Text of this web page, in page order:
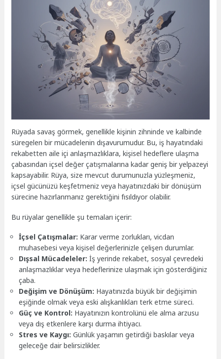
Rüyada savaş görmek, genellikle kişinin zihninde ve kalbinde
süregelen bir mücadelenin dışavurumudur. Bu, iş hayatındaki
rekabetten aile içi anlaşmazlıklara, kişisel hedeflere ulaşma
çabasından içsel değer çatışmalarına kadar geniş bir yelpazeyi
kapsayabilir. Rüya, size mevcut durumunuzla yüzleşmeniz,
içsel gücünüzü keşfetmeniz veya hayatınızdaki bir dönüşüm
sürecine hazırlanmanız gerektiğini fısıldıyor olabilir.
Bu rüyalar genellikle şu temaları içerir:
İçsel Çatışmalar: Karar verme zorlukları, vicdan
muhasebesi veya kişisel değerlerinizle çelişen durumlar.
Dışsal Mücadeleler: İş yerinde rekabet, sosyal çevredeki
anlaşmazlıklar veya hedeflerinize ulaşmak için gösterdiğiniz
çaba.
Değişim ve Dönüşüm: Hayatınızda büyük bir değişimin
eşiğinde olmak veya eski alışkanlıkları terk etme süreci.
Güç ve Kontrol: Hayatınızın kontrolünü ele alma arzusu
veya dış etkenlere karşı durma ihtiyacı.
Stres ve Kaygı: Günlük yaşamın getirdiği baskılar veya
geleceğe dair belirsizlikler.